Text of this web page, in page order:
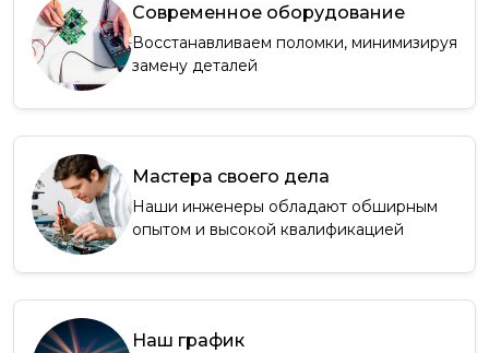
Современное оборудование
Восстанавливаем поломки, минимизируя
замену деталей
Мастера своего дела
Наши инженеры обладают обширным
опытом и высокой квалификацией
Наш график